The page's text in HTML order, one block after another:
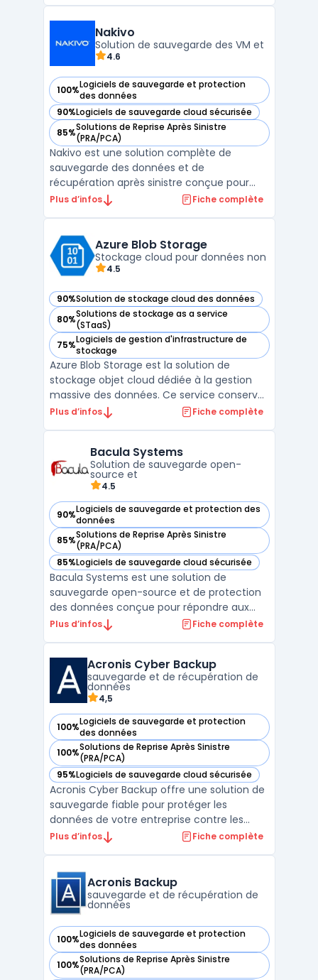
entreprises de sécuriser leurs données
critiques tout en ...
Nakivo
Solution de sauvegarde des VM et
4.6
100%Logiciels de sauvegarde et protection
des données
— voir Nakivo dans cette catégorie
90%Logiciels de sauvegarde cloud sécurisée
— voir Nakivo dans cette catégorie
85%Solutions de Reprise Après Sinistre
(PRA/PCA)
— voir Nakivo dans cette catégorie
Nakivo est une solution complète de
sauvegarde des données et de
récupération après sinistre conçue pour
protéger les environnements VMware,
sécuriser leurs machines virtuelles (VM) et
leurs données critiques à travers ...
Plus d’infos Fiche complète
Azure Blob Storage
Stockage cloud pour données non
4.5
90%Solution de stockage cloud des données
— voir Azure Blob Storage dans cette catégorie
80%Solutions de stockage as a service
(STaaS)
— voir Azure Blob Storage dans cette catégorie
75%Logiciels de gestion d'infrastructure de
stockage
— voir Azure Blob Storage dans cette catégorie
Azure Blob Storage est la solution de
stockage objet cloud dédiée à la gestion
massive des données. Ce service conserve
du stockage de données non structurées,
utilisent cette technologie pour bâtir des
lacs de d ...
Plus d’infos Fiche complète
Bacula Systems
Solution de sauvegarde open-
source et
4.5
90%Logiciels de sauvegarde et protection des
données
— voir Bacula Systems dans cette catégorie
85%Solutions de Reprise Après Sinistre
(PRA/PCA)
— voir Bacula Systems dans cette catégorie
85%Logiciels de sauvegarde cloud sécurisée
— voir Bacula Systems dans cette catégorie
Bacula Systems est une solution de
sauvegarde open-source et de protection
des données conçue pour répondre aux
besoins des grandes entreprises et des
hybrides et on-premise, offrant ainsi une
grande flexibilité en matiè ...
Plus d’infos Fiche complète
Acronis Cyber Backup
sauvegarde et de récupération de
données
4,5
100%Logiciels de sauvegarde et protection
des données
— voir Acronis Cyber Backup dans cette catégorie
100%Solutions de Reprise Après Sinistre
(PRA/PCA)
— voir Acronis Cyber Backup dans cette catégorie
95%Logiciels de sauvegarde cloud sécurisée
— voir Acronis Cyber Backup dans cette catégorie
Acronis Cyber Backup offre une solution de
sauvegarde fiable pour protéger les
données de votre entreprise contre les
pertes et les interruptions. Cette solution
initiale à la sauvegarde régulière tout en
conservant la fl ...
Plus d’infos Fiche complète
Acronis Backup
sauvegarde et de récupération de
données
100%Logiciels de sauvegarde et protection
des données
— voir Acronis Backup dans cette catégorie
100%Solutions de Reprise Après Sinistre
(PRA/PCA)
— voir Acronis Backup dans cette catégorie